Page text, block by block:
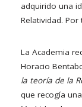
adquirido una
Relatividad.
La Academia
Horacio
la teoría de la
que recogía